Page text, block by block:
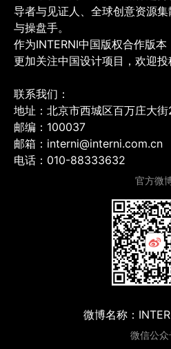
导者与见证人、全球创意资源
与操盘手。
作为INTERNI中国版权合作版本
更加关注中国设计项目，欢迎投
联系我们：
地址：北京市西城区百万庄大
邮编：100037
邮箱：interni@interni.com.cn
电话：010-88333632
官方微
微博名称：
微信公众